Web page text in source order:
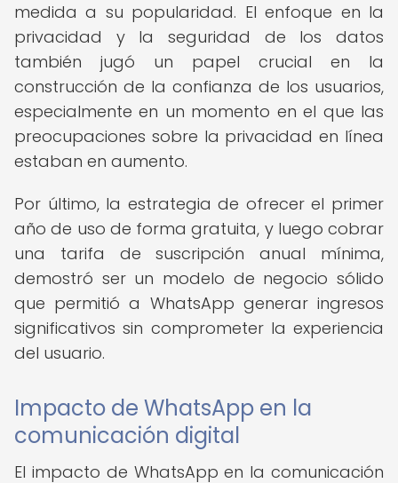
medida a su popularidad. El enfoque en la
privacidad y la seguridad de los datos
también jugó un papel crucial en la
construcción de la confianza de los usuarios,
especialmente en un momento en el que las
preocupaciones sobre la privacidad en línea
estaban en aumento.
Por último, la estrategia de ofrecer el primer
año de uso de forma gratuita, y luego cobrar
una tarifa de suscripción anual mínima,
demostró ser un modelo de negocio sólido
que permitió a WhatsApp generar ingresos
significativos sin comprometer la experiencia
del usuario.
Impacto de WhatsApp en la
comunicación digital
El impacto de WhatsApp en la comunicación